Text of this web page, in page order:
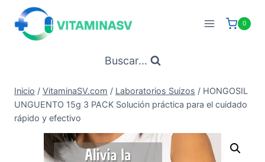
Saltar
contenido
0
Buscar...
Inicio / VitaminaSV.com / Laboratorios Suizos / HONGOSIL
UNGUENTO 15g 3 PACK Solución práctica para el cuidado
rápido y efectivo